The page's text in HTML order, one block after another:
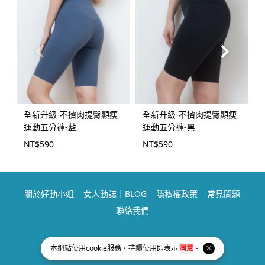
本網站使用cookie服務，持續使用即表示同意 。
全新升級-不擠肉提臀顯瘦
運動五分褲-藍
NT$590
全新升級-不擠肉提臀顯瘦
運動五分褲-黑
NT$590
關於好動小姐 女人動誌｜BLOG 隱私權政策
常見問題
聯絡我們
Facebook pageInstagram page
Line page